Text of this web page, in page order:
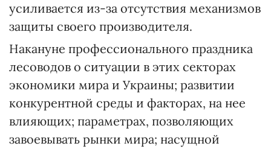
усиливается из-за отсутствия механизмов
защиты своего производителя.
Накануне профессионального праздника
лесоводов о ситуации в этих секторах
экономики мира и Украины; развитии
конкурентной среды и факторах, на нее
влияющих; параметрах, позволяющих
завоевывать рынки мира; насущной